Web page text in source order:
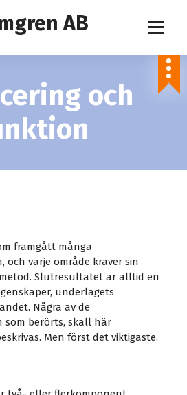
och
framgått många
och varje område kräver sin
Slutresultatet är alltid en
underlagets
Några av de
som berörts, skall här
Men först det viktigaste.